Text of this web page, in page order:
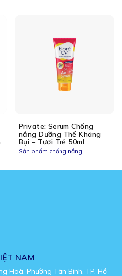
Private: Serum Chống
nắng Dưỡng Thể Kháng
Bụi – Tươi Trẻ 50ml
Sản phẩm chống nắng
NAM
Hoà, Phường Tân Bình, TP. Hồ